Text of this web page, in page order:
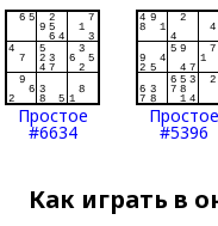
Простое
#6634
Простое
#5396
Как играть в